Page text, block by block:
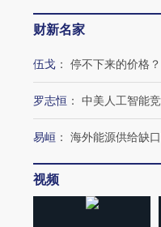
财新名家
伍戈 ： 停不下来的价格？
罗志恒 ： 中美人工智能
易峘 ： 海外能源供给缺
视频